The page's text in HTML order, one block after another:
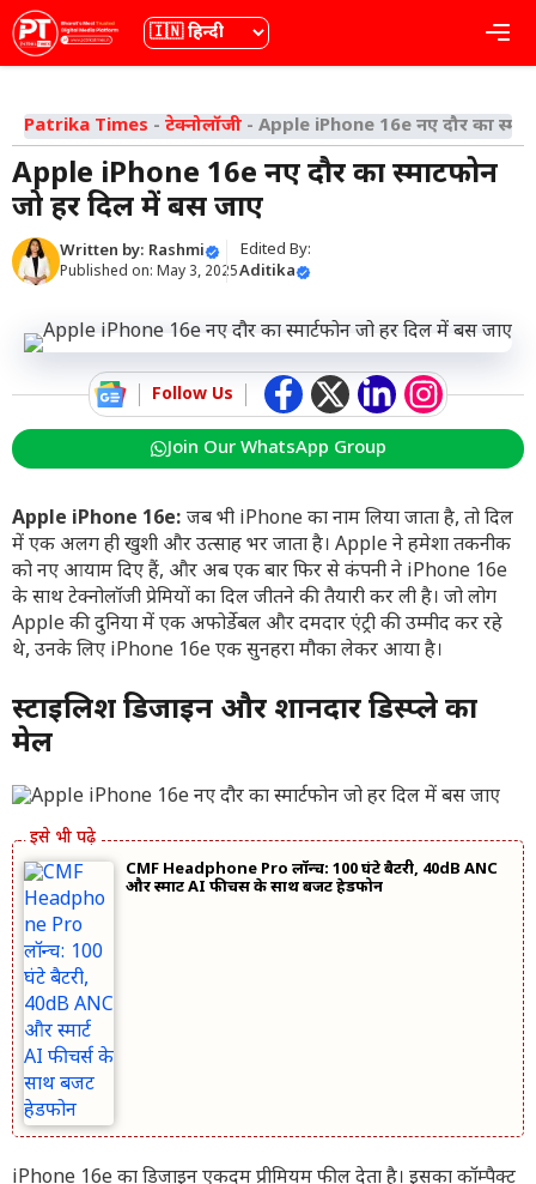
Skip
to
content
भाषा
Patrika Times - टेक्नोलॉजी - Apple iPhone 16e नए दौर का
Apple iPhone 16e नए दौर का स्मार्टफोन
जो हर दिल में बस जाए
Written by: Rashmi
Published on: May 3, 2025
Edited By:
Aditika
Follow Us
Join Our WhatsApp Group
Apple iPhone 16e: जब भी iPhone का नाम लिया जाता है, तो दिल
में एक अलग ही खुशी और उत्साह भर जाता है। Apple ने हमेशा तकनीक
को नए आयाम दिए हैं, और अब एक बार फिर से कंपनी ने iPhone 16e
के साथ टेक्नोलॉजी प्रेमियों का दिल जीतने की तैयारी कर ली है। जो लोग
Apple की दुनिया में एक अफोर्डेबल और दमदार एंट्री की उम्मीद कर रहे
थे, उनके लिए iPhone 16e एक सुनहरा मौका लेकर आया है।
स्टाइलिश डिजाइन और शानदार डिस्प्ले का
मेल
CMF Headphone Pro लॉन्च: 100 घंटे बैटरी, 40dB ANC
और स्मार्ट AI फीचर्स के साथ बजट हेडफोन
iPhone 16e का डिजाइन एकदम प्रीमियम फील देता है। इसका कॉम्पैक्ट